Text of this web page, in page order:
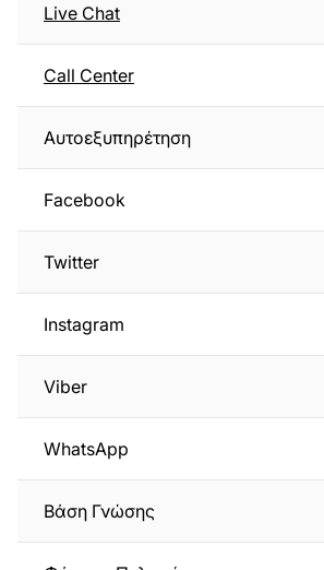
Live Chat
Call Center
Αυτοεξυπηρέτηση
Facebook
Twitter
Instagram
Viber
WhatsApp
Βάση Γνώσης